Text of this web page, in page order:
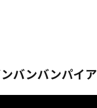
バンバンパイア